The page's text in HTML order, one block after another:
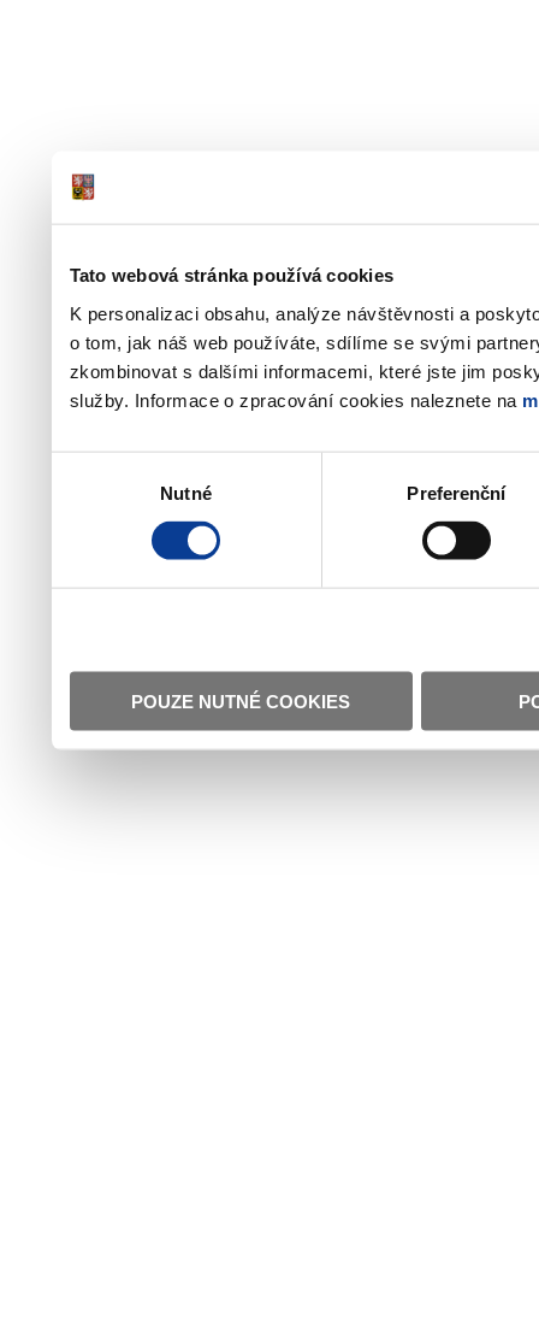
Tato webová stránka používá cookies
K personalizaci obsahu, analýze návštěvnosti a
o tom, jak náš web používáte, sdílíme se svými
zkombinovat s dalšími informacemi, které jste jim
služby. Informace o zpracování cookies naleznete na
Nutné Preferenční
POUZE NUTNÉ COOKIES